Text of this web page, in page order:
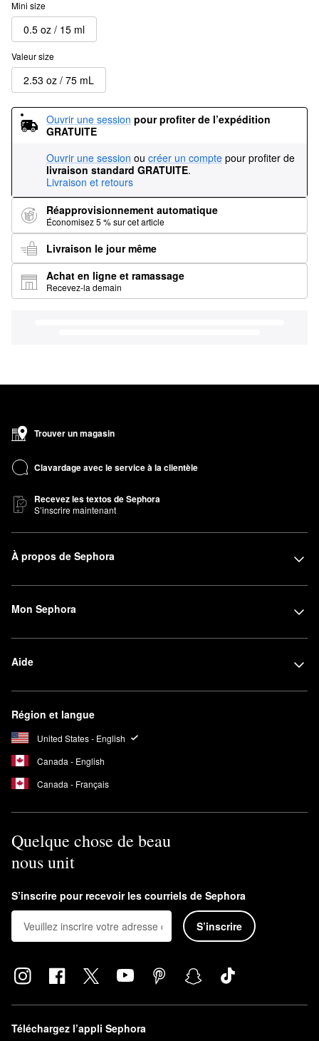
Mini size
0.5 oz / 15 ml
Valeur size
2.53 oz / 75 mL
Ouvrir une session pour profiter de l’expédition
GRATUITE
Ouvrir une session ou créer un compte pour profiter de
livraison standard GRATUITE.
Livraison et retours
Réapprovisionnement automatique
Économisez 5 % sur cet article
Livraison le jour même
Achat en ligne et ramassage
Recevez-la demain
Trouver un magasin
Clavardage avec le service à la clientèle
Recevez les textos de Sephora
S’inscrire maintenant
À propos de Sephora
Mon Sephora
Aide
Région et langue
United States - English
Canada - English
Canada - Français
Quelque chose de beau
nous unit
S’inscrire pour recevoir les courriels de Sephora
S’inscrire
Téléchargez l’appli Sephora